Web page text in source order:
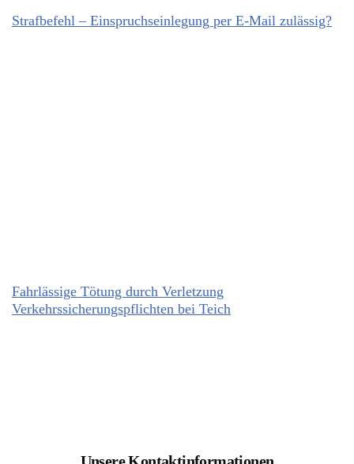
Strafbefehl – Einspruchseinlegung per E-Mail zulässig?
Fahrlässige Tötung durch Verletzung
Verkehrssicherungspflichten bei Teich